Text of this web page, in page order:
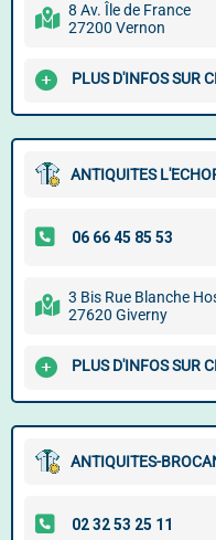
8 Av. Île de France
27200 Vernon
PLUS D'INFOS SUR
ANTIQUITES
3 Bis Rue Blanche
27620 Giverny
PLUS D'INFOS SUR
ANTIQUITES-